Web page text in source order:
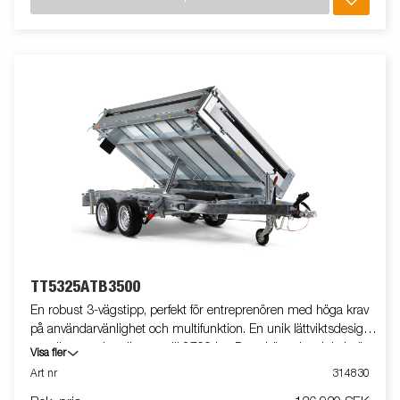
till 2 600 kg. Den låga lasthöjden på 660 mm gör det smidigare
surrningspunkter, bakre spridarläm och LED-belysning. Det
kraftiga stålgolvet, som bygger på det robusta ramverket, ger
maximal lastkapacitet och långvarig hållbarhet. Det gör vagnen
till en perfekt lösning för transport av tunga laster och en pålitlig
partner i dina projekt. Du kan enkelt anpassa vagnen efter dina
behov med gallergrindar, förhöjningslämmar, kapell och andra
tillbehör från vårt breda tillbehörssortiment. Bilderna är endast
illustrativa och kan visa extrautrustning.
TT5325ATB3500
En robust 3-vägstipp, perfekt för entreprenören med höga krav
på användarvänlighet och multifunktion. En unik lättviktsdesign
ger dig extra lastvikt upp till 2700 kg. Dess höga tippvinkel gör
det enkelt att lossa gods såsom grus och jord. TT5000 är
Visa fler
Art nr
314830